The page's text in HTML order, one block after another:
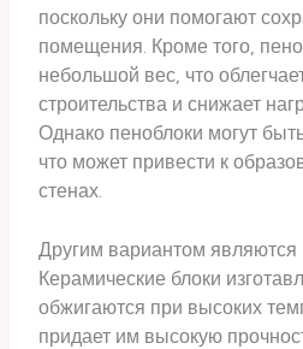
поскольку они помогают
помещения. Кроме того,
небольшой вес, что
строительства и снижает
Однако пеноблоки могут
что может привести к
стенах.
Другим вариантом являются
Керамические блоки
обжигаются при высоких
придает им высокую